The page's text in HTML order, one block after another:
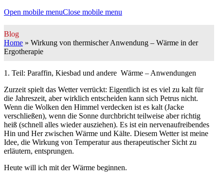
Open mobile menuClose mobile menu
Blog
Home » Wirkung von thermischer Anwendung – Wärme in der
Ergotherapie
1. Teil: Paraffin, Kiesbad und andere Wärme – Anwendungen
Zurzeit spielt das Wetter verrückt: Eigentlich ist es viel zu kalt für
die Jahreszeit, aber wirklich entscheiden kann sich Petrus nicht.
Wenn die Wolken den Himmel verdecken ist es kalt (Jacke
verschließen), wenn die Sonne durchbricht teilweise aber richtig
heiß (schnell alles wieder ausziehen). Es ist ein nervenaufreibendes
Hin und Her zwischen Wärme und Kälte. Diesem Wetter ist meine
Idee, die Wirkung von Temperatur aus therapeutischer Sicht zu
erläutern, entsprungen.
Heute will ich mit der Wärme beginnen.